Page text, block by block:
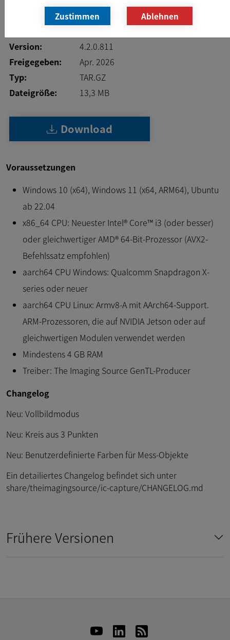
Version:
4.2.0.811
Freigegeben:
Apr. 2026
Typ:
TAR.GZ
Dateigröße:
13,3 MB
Download
Voraussetzungen
Windows 10 (x64), Windows 11 (x64, ARM64), Ubuntu
ab 22.04
x86_64 CPU: Neuester Intel® Core™ i3 (oder besser)
oder gleichwertiger AMD® 64-Bit-Prozessor (AVX2-
Befehlssatz empfohlen)
aarch64 CPU Windows: Qualcomm Snapdragon X-
series oder neuer
aarch64 CPU Linux: Armv8-A mit AArch64-Support.
ARM-Prozessoren, die auf NVIDIA Jetson oder auf
gleichwertigen Modulen verwendet werden
Mindestens 4 GB RAM
Treiber: The Imaging Source GenTL-Producer
Changelog
Neu: Vollbildmodus
Neu: Kreis aus 3 Punkten
Neu: Benutzerdefinierte Farben für Mess-Objekte
Ein detailiertes Changelog befindet sich unter
share/theimagingsource/ic-capture/CHANGELOG.md
Frühere Versionen
Zustimmen Ablehnen